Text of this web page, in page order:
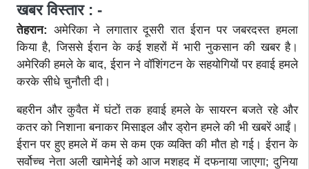
खबर विस्तार : -
तेहरान: अमेरिका ने लगातार दूसरी रात ईरान पर जबरदस्त हमला
किया है, जिससे ईरान के कई शहरों में भारी नुकसान की खबर है।
अमेरिकी हमले के बाद, ईरान ने वॉशिंगटन के सहयोगियों पर हवाई हमले
करके सीधे चुनौती दी।
बहरीन और कुवैत में घंटों तक हवाई हमले के सायरन बजते रहे और
कतर को निशाना बनाकर मिसाइल और ड्रोन हमले की भी खबरें आईं।
ईरान पर हुए हमले में कम से कम एक व्यक्ति की मौत हो गई। ईरान के
सर्वोच्च नेता अली खामेनेई को आज मशहद में दफनाया जाएगा; दुनिया